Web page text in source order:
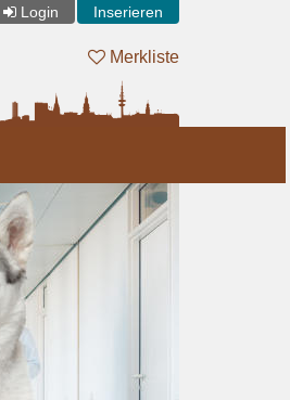
Login Inserieren
Merkliste